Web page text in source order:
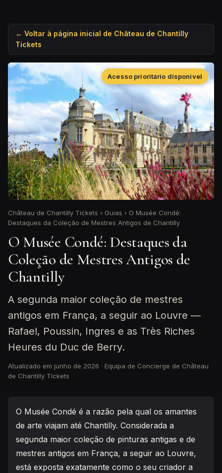
← Voltar à página inicial de Château de Chantilly
Tickets
Acesso prioritário disponível
Château de Chantilly Tickets › Guias › O Musée Condé:
Destaques da Coleção de Mestres Antigos de Chantilly
O Musée Condé: Destaques da
Coleção de Mestres Antigos de
Chantilly
A segunda maior coleção de mestres
antigos em França, a seguir ao Louvre —
Rafael, Poussin, Ingres e as Très Riches
Heures du Duc de Berry.
Atualizado em junho de 2026 · Equipa de Concierge de Château
de Chantilly Tickets
O Musée Condé é a razão pela qual os amantes
de arte viajam até Chantilly. Considerada a
segunda maior coleção de pinturas antigas e de
mestres antigos em França, a seguir ao Louvre,
está exposta exatamente como o seu criador a